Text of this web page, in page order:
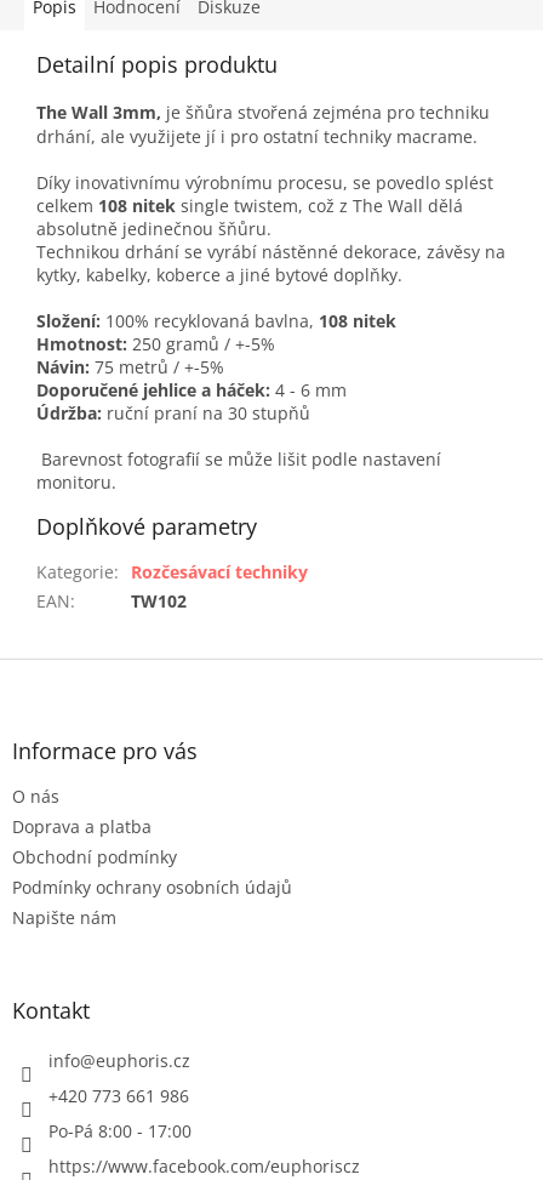
Popis Hodnocení Diskuze
Detailní popis produktu
The Wall 3mm, je šňůra stvořená zejména pro techniku
drhání, ale využijete jí i pro ostatní techniky macrame.
Díky inovativnímu výrobnímu procesu, se povedlo splést
celkem 108 nitek single twistem, což z The Wall dělá
absolutně jedinečnou šňůru.
Technikou drhání se vyrábí nástěnné dekorace, závěsy na
kytky, kabelky, koberce a jiné bytové doplňky.
Složení: 100% recyklovaná bavlna, 108 nitek
Hmotnost: 250 gramů / +-5%
Návin: 75 metrů / +-5%
Doporučené jehlice a háček: 4 - 6 mm
Údržba: ruční praní na 30 stupňů
Barevnost fotografií se může lišit podle nastavení
monitoru.
Doplňkové parametry
Kategorie:
Rozčesávací techniky
EAN: TW102
Z
Informace pro vás
O nás
Doprava a platba
Obchodní podmínky
Podmínky ochrany osobních údajů
Napište nám
Kontakt
info@euphoris.cz
+420 773 661 986
Po-Pá 8:00 - 17:00
https://www.facebook.com/euphoriscz